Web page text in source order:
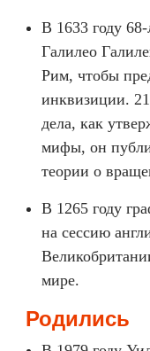
В 1633 году
Галилео
Рим, чтобы
инквизиции.
дела, как
мифы, он
теории о
В 1265 году
на сессию
мире.
Родились